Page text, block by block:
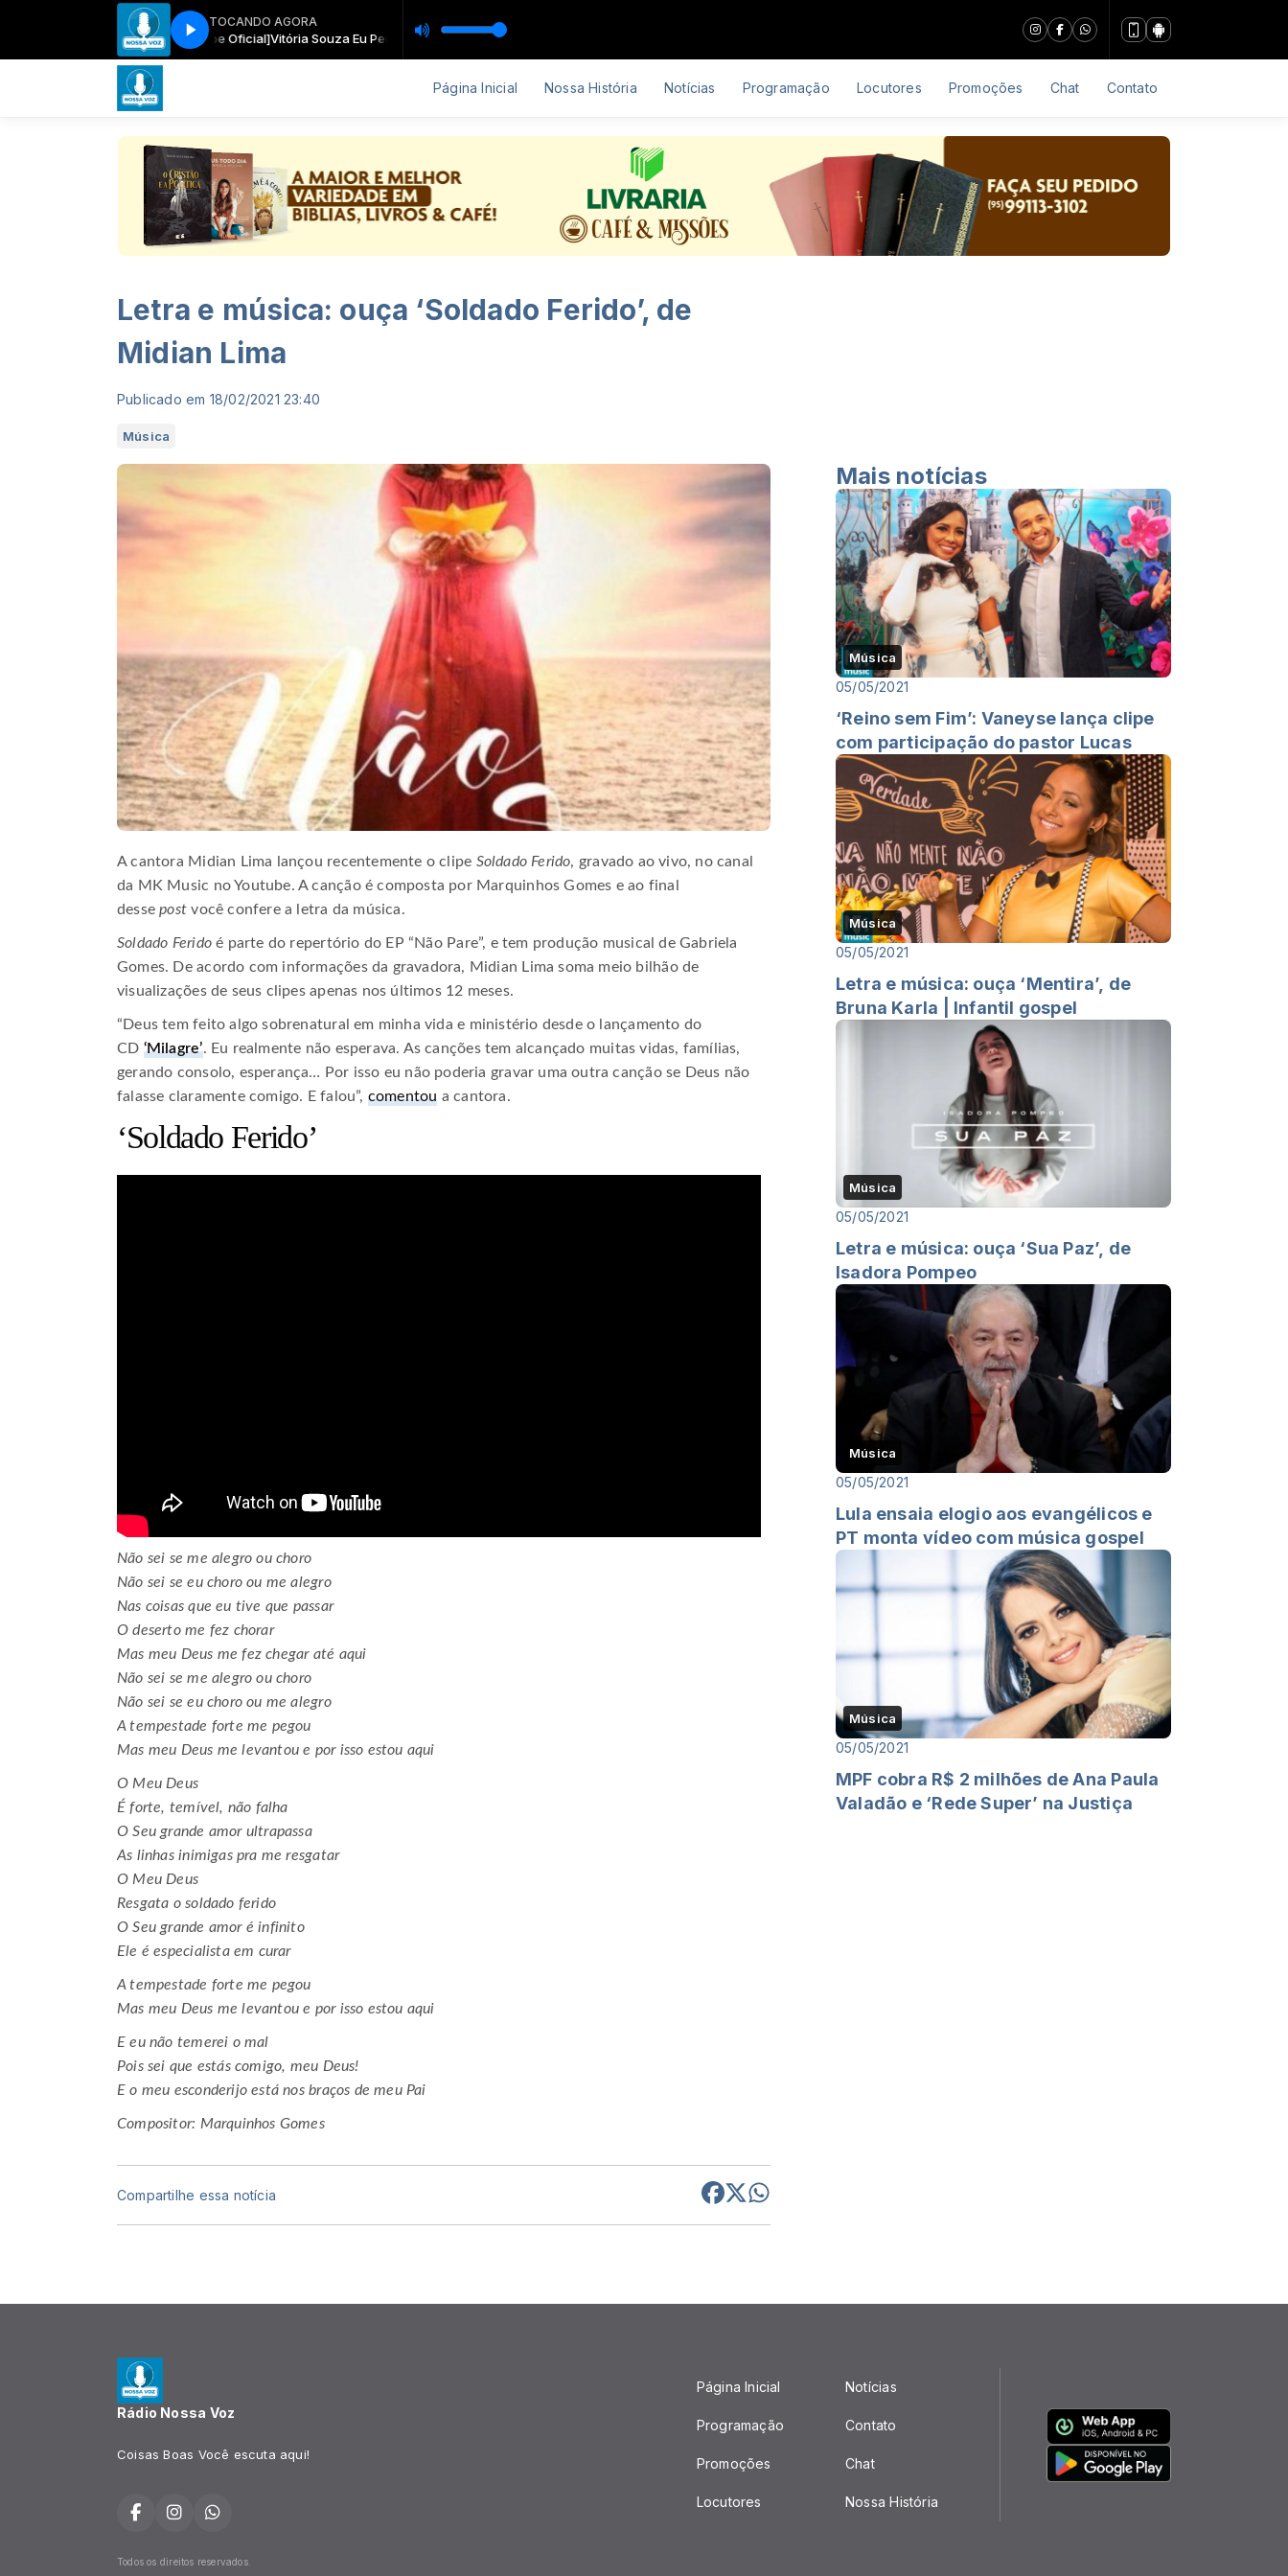
TOCANDO AGORA
Eu Permiti o Vento [Clipe Oficial]Vitória Souza Eu Permiti o Vento [Clipe Oficial]
Página Inicial Nossa História Notícias Programação Locutores Promoções Chat Contato
Letra e música: ouça ‘Soldado Ferido’, de
Midian Lima
Publicado em 18/02/2021 23:40
Música
A cantora Midian Lima lançou recentemente o clipe Soldado Ferido, gravado ao vivo, no canal
da MK Music no Youtube. A canção é composta por Marquinhos Gomes e ao final
dessepost você confere a letra da música.
Soldado Feridoé parte do repertório do EP “Não Pare”, e tem produção musical de Gabriela
Gomes. De acordo com informações da gravadora, Midian Lima soma meio bilhão de
visualizações de seus clipes apenas nos últimos 12 meses.
“Deus tem feito algo sobrenatural em minha vida e ministério desde o lançamento do
CD ‘Milagre’. Eu realmente não esperava. As canções tem alcançado muitas vidas, famílias,
gerando consolo, esperança… Por isso eu não poderia gravar uma outra canção se Deus não
falasse claramente comigo. E falou”, comentou a cantora.
‘Soldado Ferido’
Não sei se me alegro ou choro
Não sei se eu choro ou me alegro
Nas coisas que eu tive que passar
O deserto me fez chorar
Mas meu Deus me fez chegar até aqui
Não sei se me alegro ou choro
Não sei se eu choro ou me alegro
A tempestade forte me pegou
Mas meu Deus me levantou e por isso estou aqui
O Meu Deus
É forte, temível, não falha
O Seu grande amor ultrapassa
As linhas inimigas pra me resgatar
O Meu Deus
Resgata o soldado ferido
O Seu grande amor é infinito
Ele é especialista em curar
A tempestade forte me pegou
Mas meu Deus me levantou e por isso estou aqui
E eu não temerei o mal
Pois sei que estás comigo, meu Deus!
E o meu esconderijo está nos braços de meu Pai
Compositor: Marquinhos Gomes
Compartilhe essa notícia
Mais notícias
Música
05/05/2021
‘Reino sem Fim’: Vaneyse lança clipe
com participação do pastor Lucas
Música
05/05/2021
Letra e música: ouça ‘Mentira’, de
Bruna Karla | Infantil gospel
Música
05/05/2021
Letra e música: ouça ‘Sua Paz’, de
Isadora Pompeo
Música
05/05/2021
Lula ensaia elogio aos evangélicos e
PT monta vídeo com música gospel
Música
05/05/2021
MPF cobra R$ 2 milhões de Ana Paula
Valadão e ‘Rede Super’ na Justiça
Rádio Nossa Voz
Coisas Boas Você escuta aqui!
Página Inicial
Programação
Promoções
Locutores
Notícias
Contato
Chat
Nossa História
Todos os direitos reservados.